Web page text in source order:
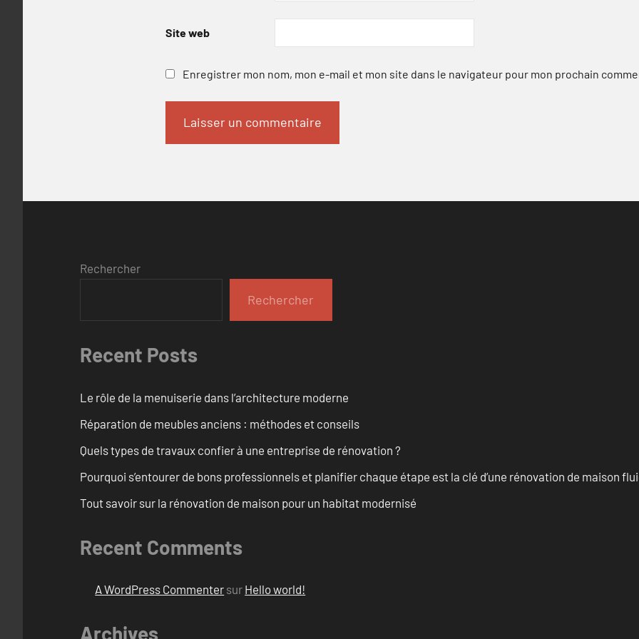
Site web
Enregistrer mon nom, mon e-mail et mon site dans le navigateur pour mon prochain
Rechercher
Rechercher
Recent Posts
Le rôle de la menuiserie dans l’architecture moderne
Réparation de meubles anciens : méthodes et conseils
Quels types de travaux confier à une entreprise de rénovation ?
Pourquoi s’entourer de bons professionnels et planifier chaque étape est la clé d’une rénovation de maison
Tout savoir sur la rénovation de maison pour un habitat modernisé
Recent Comments
A WordPress Commenter sur Hello world!
Archives